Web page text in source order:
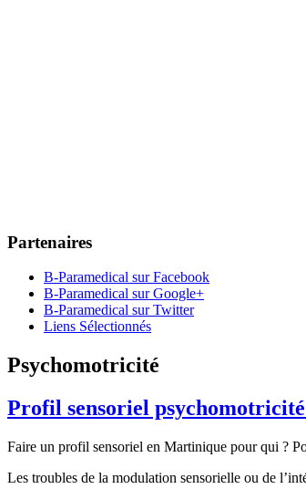
Partenaires
B-Paramedical sur Facebook
B-Paramedical sur Google+
B-Paramedical sur Twitter
Liens Sélectionnés
Psychomotricité
Profil sensoriel
Faire un profil sensoriel en Martinique pour qui ?
Les troubles de la modulation sensorielle ou de